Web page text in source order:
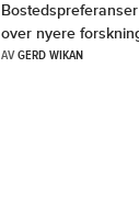
over nyere
AVGERD WIKAN